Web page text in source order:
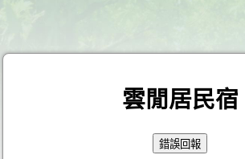
雲閒居民宿